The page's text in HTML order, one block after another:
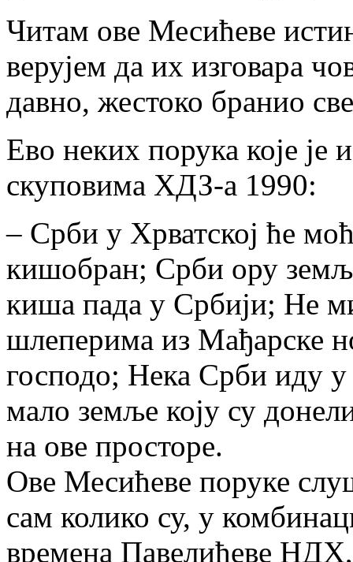
Читам ове Месићеве
верујем да их изговара
давно, жестоко бранио
Ево неких порука које је
скуповима ХДЗ-а 1990:
– Срби у Хрватској ће
кишобран; Срби ору
киша пада у Србији; Не
шлеперима из Мађарске
господо; Нека Срби иду
мало земље коју су
на ове просторе.
Ове Месићеве поруке
сам колико су, у
времена Павелићеве